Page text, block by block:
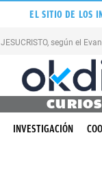
EL SITIO DE LOS
JESUCRISTO, según el
INVESTIGACIÓN